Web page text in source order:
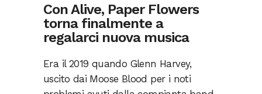
Con Alive, Paper Flowers
torna finalmente a
regalarci nuova musica
Era il 2019 quando Glenn Harvey,
uscito dai Moose Blood per i noti